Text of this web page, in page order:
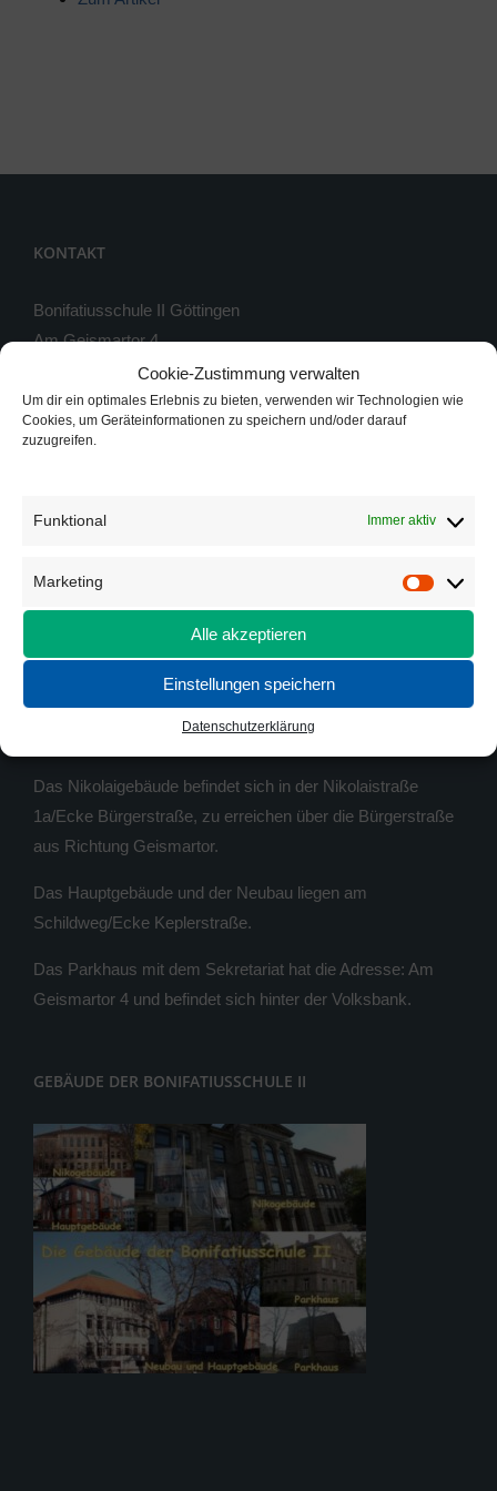
Cookie-Zustimmung verwalten
Um dir ein optimales Erlebnis zu bieten, verwenden wir Technologien wie
Cookies, um Geräteinformationen zu speichern und/oder darauf
zuzugreifen.
Funktional Immer aktiv
Marketing
Alle akzeptieren
Einstellungen speichern
Datenschutzerklärung
KONTAKT
Bonifatiusschule II Göttingen
Am Geismartor 4
37083 Göttingen
Telefon: 0551 / 54813-0
Telefax: 0551 / 54813-33
schulelternrat@goeschule.de
Das Nikolaigebäude befindet sich in der Nikolaistraße
1a/Ecke Bürgerstraße, zu erreichen über die Bürgerstraße
aus Richtung Geismartor.
Das Hauptgebäude und der Neubau liegen am
Schildweg/Ecke Keplerstraße.
Das Parkhaus mit dem Sekretariat hat die Adresse: Am
Geismartor 4 und befindet sich hinter der Volksbank.
GEBÄUDE DER BONIFATIUSSCHULE II